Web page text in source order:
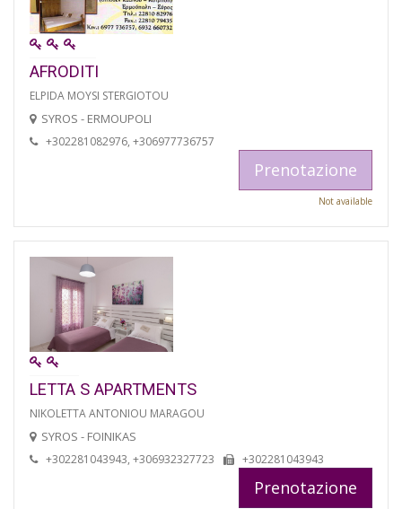
AFRODITI
ELPIDA MOYSI STERGIOTOU
SYROS - ERMOUPOLI
+302281082976, +306977736757
Prenotazione
Not available
LETTA S APARTMENTS
NIKOLETTA ANTONIOU MARAGOU
SYROS - FOINIKAS
+302281043943, +306932327723 +302281043943
Prenotazione